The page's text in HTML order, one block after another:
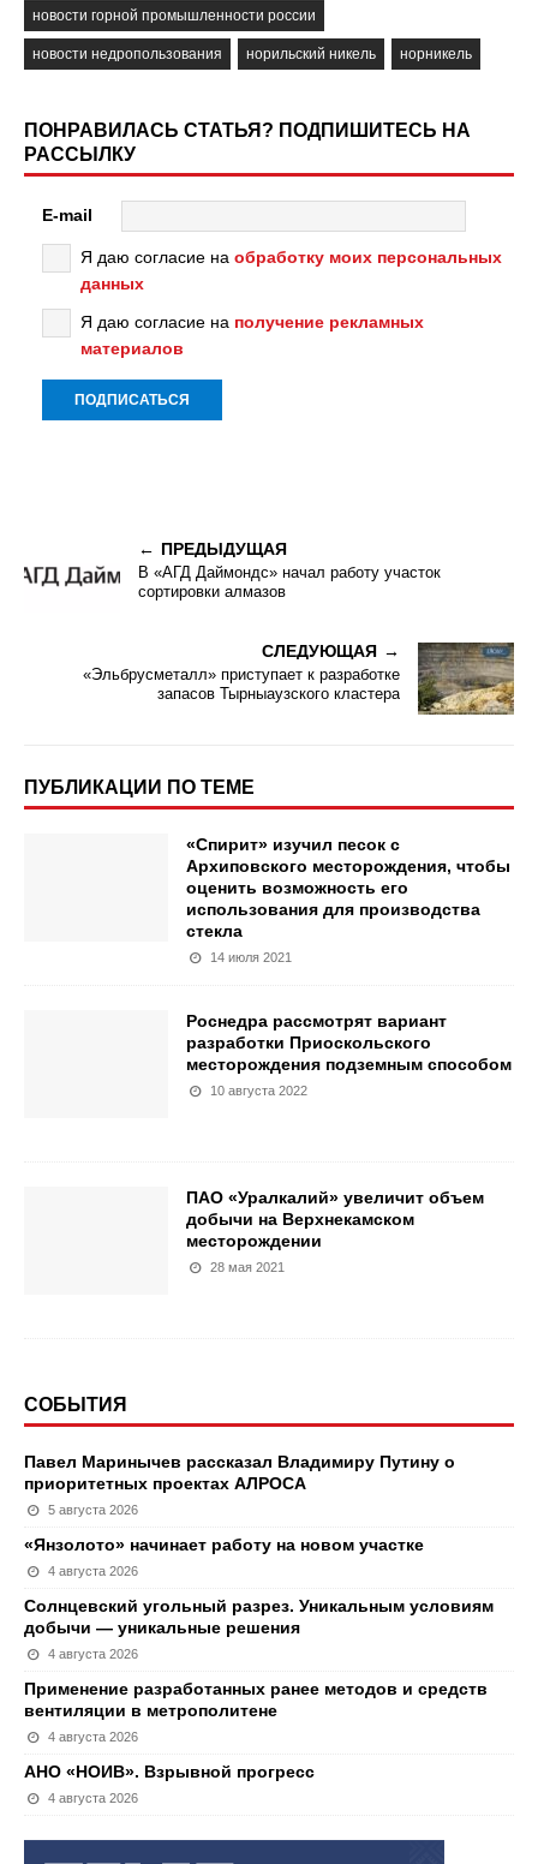
новости горной промышленности россии
новости недропользования норильский никель норникель
ПОНРАВИЛАСЬ СТАТЬЯ? ПОДПИШИТЕСЬ НА
РАССЫЛКУ
E-mail
Я даю согласие на обработку моих персональных
данных
Я даю согласие на получение рекламных
материалов
ПРЕДЫДУЩАЯ
В «АГД Даймондс» начал работу участок
сортировки алмазов
СЛЕДУЮЩАЯ
«Эльбрусметалл» приступает к разработке
запасов Тырныаузского кластера
ПУБЛИКАЦИИ ПО ТЕМЕ
«Спирит» изучил песок с
Архиповского месторождения, чтобы
оценить возможность его
использования для производства
стекла
14 июля 2021
Роснедра рассмотрят вариант
разработки Приоскольского
месторождения подземным способом
10 августа 2022
ПАО «Уралкалий» увеличит объем
добычи на Верхнекамском
месторождении
28 мая 2021
СОБЫТИЯ
Павел Маринычев рассказал Владимиру Путину о
приоритетных проектах АЛРОСА
5 августа 2026
«Янзолото» начинает работу на новом участке
4 августа 2026
Солнцевский угольный разрез. Уникальным условиям
добычи — уникальные решения
4 августа 2026
Применение разработанных ранее методов и средств
вентиляции в метрополитене
4 августа 2026
АНО «НОИВ». Взрывной прогресс
4 августа 2026